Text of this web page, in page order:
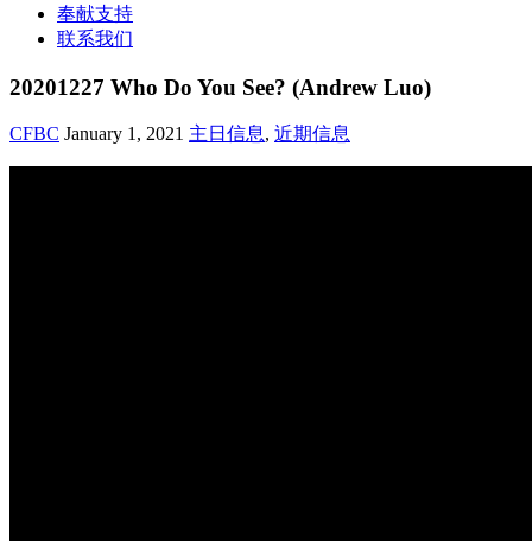
奉献支持
联系我们
20201227 Who Do You See? (Andrew Luo)
CFBC January 1, 2021 主日信息, 近期信息